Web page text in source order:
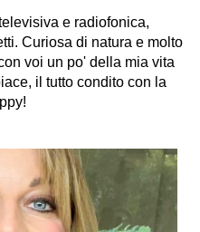
e radiofonica,
Curiosa di natura e molto
voi un po' della mia vita
il tutto condito con la